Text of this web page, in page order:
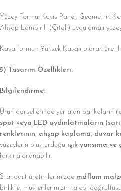
Yüzey Formu: Kavis Panel, Geometrik
Ahşap Lambirili (Çıtalı) uygulamalı
Kasa formu ; Yüksek Kasalı olarak
5) Tasarım Özellikleri:
Bilgilendirme:
Ürün görsellerinde yer alan bankoların
spot veya LED aydınlatmaların (sarı
renklerinin, ahşap kaplama, duvar
yüzeylerin oluşturduğu ışık yansıma
farklı algılanabilir.
Standart üretimlerimizde mdflam
birlikte, müşterilerimizin talebi